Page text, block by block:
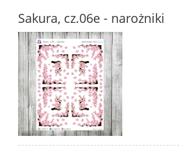
Sakura, cz.06e - narożniki